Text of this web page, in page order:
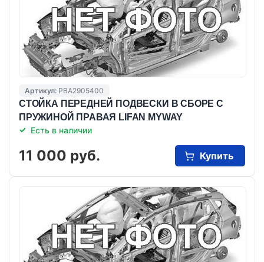
Артикул: PBA2905400
СТОЙКА ПЕРЕДНЕЙ ПОДВЕСКИ В СБОРЕ С
ПРУЖИНОЙ ПРАВАЯ LIFAN MYWAY
Есть в наличии
11 000 руб. Купить